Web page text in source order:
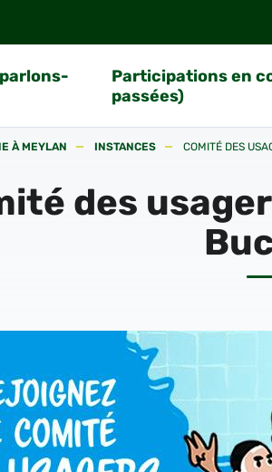
Participations en
passées)
À MEYLAN INSTANCES COMITÉ DES
des